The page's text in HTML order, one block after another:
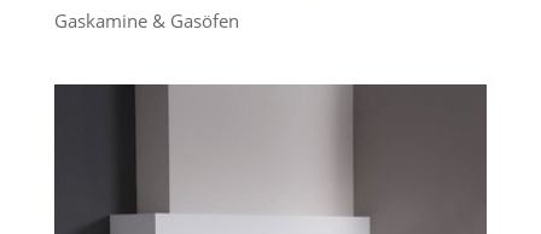
Gaskamine & Gasöfen